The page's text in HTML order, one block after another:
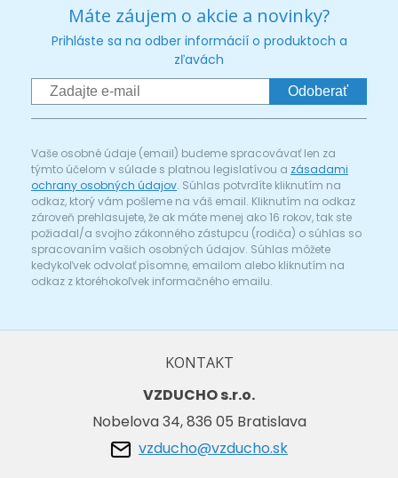
Máte záujem o akcie a novinky?
Prihláste sa na odber informácií o produktoch a
zľavách
Odoberať
Vaše osobné údaje (email) budeme spracovávať len za
týmto účelom v súlade s platnou legislatívou a zásadami
ochrany osobných údajov. Súhlas potvrdíte kliknutím na
odkaz, ktorý vám pošleme na váš email. Kliknutím na odkaz
zároveň prehlasujete, že ak máte menej ako 16 rokov, tak ste
požiadal/a svojho zákonného zástupcu (rodiča) o súhlas so
spracovaním vašich osobných údajov. Súhlas môžete
kedykoľvek odvolať písomne, emailom alebo kliknutím na
odkaz z ktoréhokoľvek informačného emailu.
KONTAKT
VZDUCHO s.r.o.
Nobelova 34, 836 05 Bratislava
vzducho@vzducho.sk